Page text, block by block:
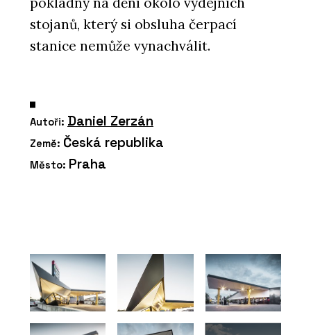
stojanů, který si obsluha čerpací
stanice nemůže vynachválit.
Autoři: Daniel Zerzán
Země: Česká republika
Město: Praha